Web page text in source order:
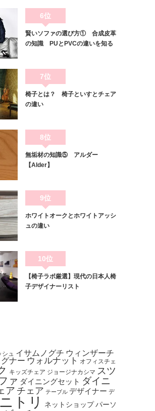
6位
賢いソファの選び方① 合成皮革
の知識 PUとPVCの違いを知る
7位
椅子とは？ 椅子といすとチェア
の違い
8位
無垢材の知識⑤ アルダー
【Alder】
9位
ホワイトオークとホワイトアッシ
ュの違い
10位
【椅子ラボ厳選】現代の日本人椅
子デザイナーリスト
シュ イサムノグチ ウィンザーチ
ナー ウォルナット オフィスチェ
キッズチェア ジョージナカシマ スツ
ァ ダイニングセット ダイニ
ア チェア テーブル デザイナー デ
ニトリ ネットショップ パーソ